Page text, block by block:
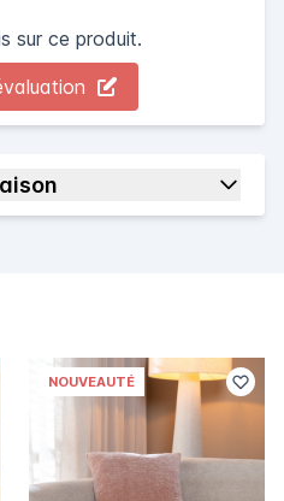
sur ce produit.
NOUVEAUTÉ